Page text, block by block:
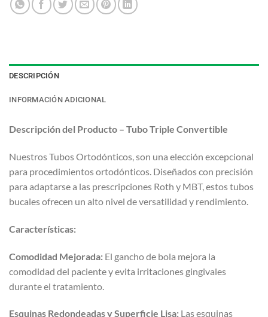
DESCRIPCIÓN
INFORMACIÓN ADICIONAL
Descripción del Producto – Tubo Triple Convertible
Nuestros Tubos Ortodónticos, son una elección excepcional
para procedimientos ortodónticos. Diseñados con precisión
para adaptarse a las prescripciones Roth y MBT, estos tubos
bucales ofrecen un alto nivel de versatilidad y rendimiento.
Características:
Comodidad Mejorada: El gancho de bola mejora la
comodidad del paciente y evita irritaciones gingivales
durante el tratamiento.
Esquinas Redondeadas y Superficie Lisa: Las esquinas